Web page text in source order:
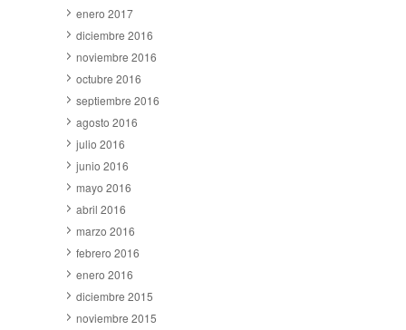
enero 2017
diciembre 2016
noviembre 2016
octubre 2016
septiembre 2016
agosto 2016
julio 2016
junio 2016
mayo 2016
abril 2016
marzo 2016
febrero 2016
enero 2016
diciembre 2015
noviembre 2015